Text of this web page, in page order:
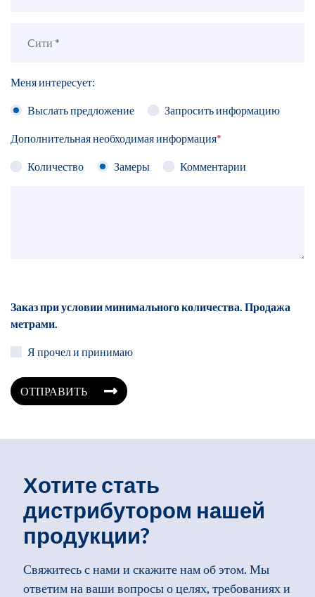
Меня интересует:
Выслать предложение Запросить информацию
Дополнительная необходимая информация*
Количество Замеры Комментарии
Заказ при условии минимального количества. Продажа
метрами.
Я прочел и принимаю
ОТПРАВИТЬ
Хотите стать
дистрибутором нашей
продукции?
Свяжитесь с нами и скажите нам об этом. Мы
ответим на ваши вопросы о целях, требованиях и